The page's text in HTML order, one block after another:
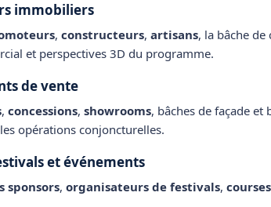
immobiliers
, constructeurs, artisans, la bâche
et perspectives 3D du programme.
de vente
, concessions, showrooms, bâches de façade et
opérations conjoncturelles.
et événements
sponsors, organisateurs de festivals, courses